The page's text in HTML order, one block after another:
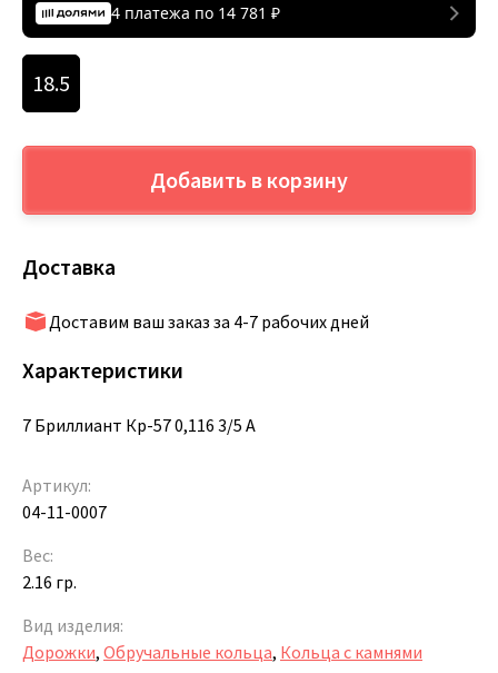
4 платежа по 14 781 ₽
18.5
Добавить в корзину
Доставка
Доставим ваш заказ за 4-7 рабочих дней
Характеристики
7 Бриллиант Кр-57 0,116 3/5 А
Артикул:
04-11-0007
Вес:
2.16 гр.
Вид изделия:
Дорожки, Обручальные кольца, Кольца с камнями